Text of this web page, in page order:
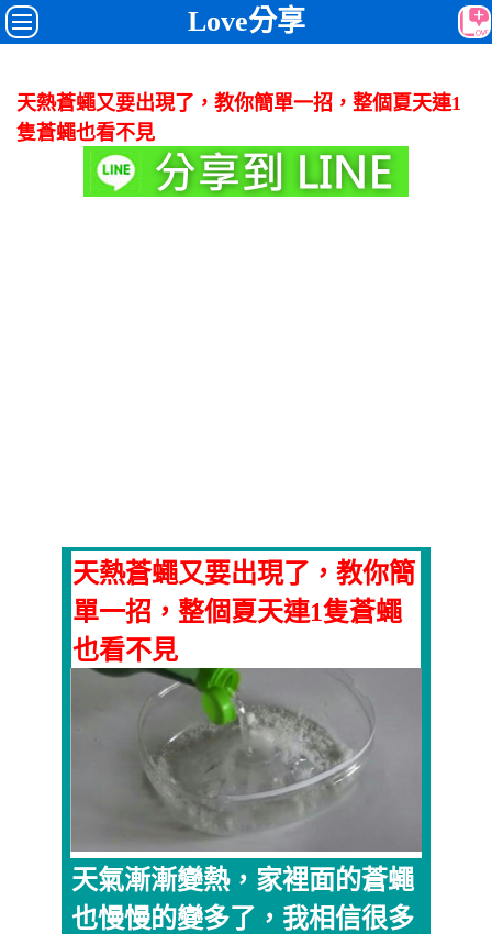
Love分享
天熱蒼蠅又要出現了，教你簡單一招，整個夏天連1
隻蒼蠅也看不見
天熱蒼蠅又要出現了，教你簡
單一招，整個夏天連1隻蒼蠅
也看不見
天氣漸漸變熱，家裡面的蒼蠅
也慢慢的變多了，我相信很多